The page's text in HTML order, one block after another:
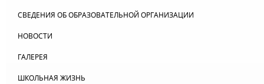
СВЕДЕНИЯ ОБ ОБРАЗОВАТЕЛЬНОЙ ОРГАНИЗАЦИИ
НОВОСТИ
ГАЛЕРЕЯ
ШКОЛЬНАЯ ЖИЗНЬ